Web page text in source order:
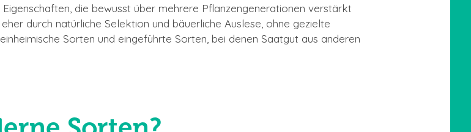
die bewusst über mehrere Pflanzengenerationen verstärkt
durch natürliche Selektion und bäuerliche Auslese, ohne gezielte
Sorten und eingeführte Sorten, bei denen Saatgut aus anderen